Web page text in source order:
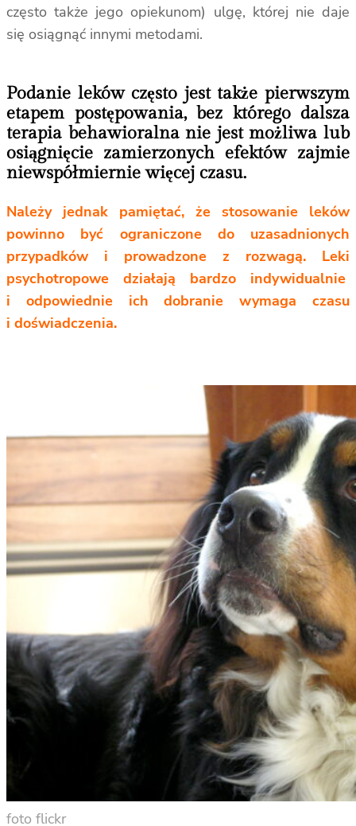
często także jego opiekunom) ulgę, której nie daje
się osiągnąć innymi metodami.
Podanie leków często jest także pierwszym
etapem postępowania, bez którego dalsza
terapia behawioralna nie jest możliwa lub
osiągnięcie zamierzonych efektów zajmie
niewspółmiernie więcej czasu.
Należy jednak pamiętać, że stosowanie leków
powinno być ograniczone do uzasadnionych
przypadków i prowadzone z rozwagą. Leki
psychotropowe działają bardzo indywidualnie
i odpowiednie ich dobranie wymaga czasu
i doświadczenia.
foto flickr